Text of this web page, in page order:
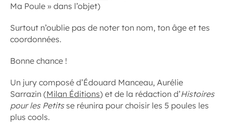
Ma Poule » dans l’objet)
Surtout n’oublie pas de noter ton nom, ton âge et tes
coordonnées.
Bonne chance !
Un jury composé d’Édouard Manceau, Aurélie
Sarrazin (Milan Éditions) et de la rédaction d’Histoires
pour les Petitsse réunira pour choisir les 5 poules les
plus cools.